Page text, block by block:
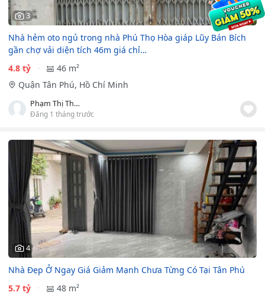
3
Nhà hẻm oto ngủ trong nhà Phú Thọ Hòa giáp Lũy Bán Bích
gần chợ vải diện tích 46m giá chỉ…
4.8 tỷ
46 m²
Quận Tân Phú, Hồ Chí Minh
Phạm Thị Thanh Kiều
Đăng 1 tháng trước
4
Nhà Đẹp Ở Ngay Giá Giảm Mạnh Chưa Từng Có Tại Tân Phú
5.7 tỷ
48 m²